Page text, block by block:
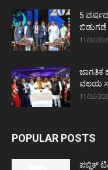
5
ಬಿಡುಗಡೆ
11/02/
ಜಾಗತಿಕ
ವಲಯ
11/02/
POPULAR POSTS
ಪಬ್ಲಿಕ್